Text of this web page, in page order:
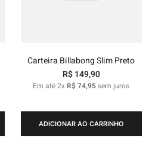
Carteira Billabong Slim Preto
R$ 149,90
Em até2xR$74,95sem juros
ADICIONAR AO CARRINHO